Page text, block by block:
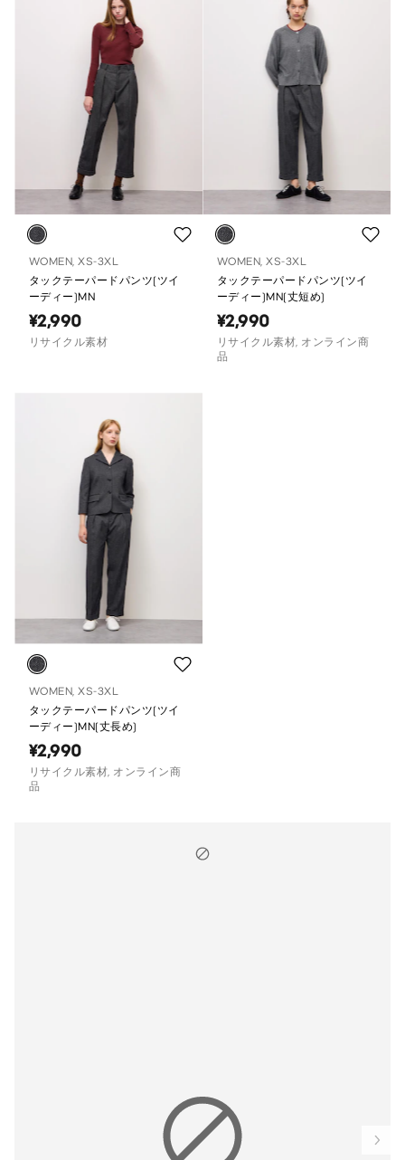
WOMEN, XS-3XL
タックテーパードパンツ(ツイ
ーディー)MN
¥2,990
リサイクル素材
WOMEN, XS-3XL
タックテーパードパンツ(ツイ
ーディー)MN(丈短め)
¥2,990
リサイクル素材, オンライン商
品
WOMEN, XS-3XL
タックテーパードパンツ(ツイ
ーディー)MN(丈長め)
¥2,990
リサイクル素材, オンライン商
品